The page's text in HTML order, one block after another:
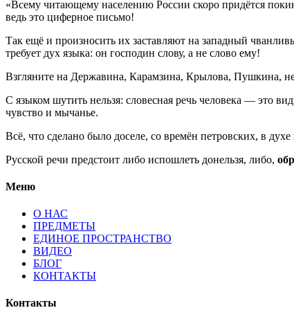
«Всему читающему населению России скоро придётся
ведь это циферное письмо!
Так ещё и произносить их заставляют на западный
требует дух языка: он господин слову, а не слово ему!
Взгляните на Державина, Карамзина, Крылова, Пушкина,
С языком шутить нельзя: словесная речь человека — это
чувство и мычанье.
Всё, что сделано было доселе, со времён петровских, в
Русской речи предстоит либо испошлеть донельзя, либо,
Меню
О НАС
ПРЕДМЕТЫ
ЕДИНОЕ ПРОСТРАНСТВО
ВИДЕО
БЛОГ
КОНТАКТЫ
Контакты